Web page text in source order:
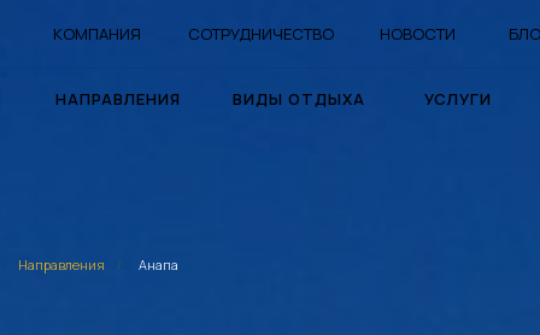
КОМПАНИЯ СОТРУДНИЧЕСТВО НОВОСТИ
НАПРАВЛЕНИЯ ВИДЫ ОТДЫХА УСЛУГИ
Направления / Анапа